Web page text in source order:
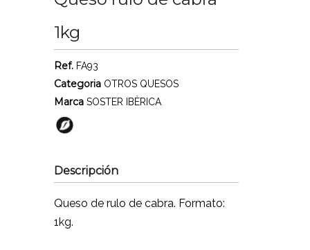
1kg
Ref. FA93
Categoria OTROS QUESOS
MarcaSOSTER IBÈRICA
Descripción
Queso de rulo de cabra. Formato:
1kg.